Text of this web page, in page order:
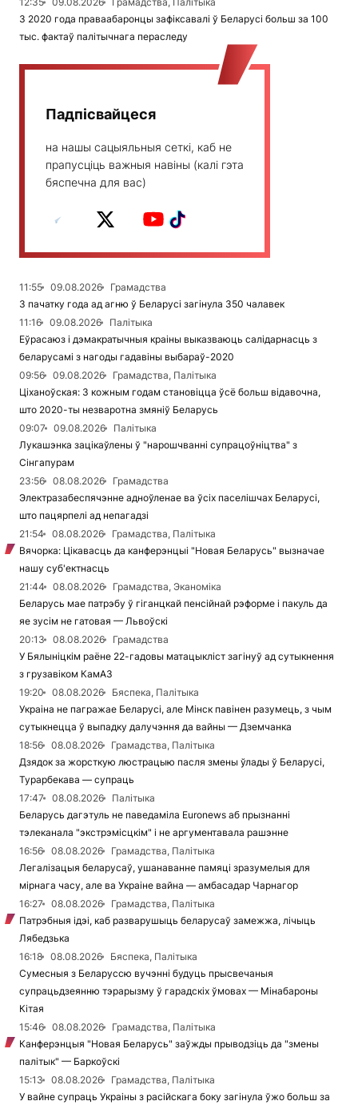
З 2020 года праваабаронцы зафіксавалі ў Беларусі больш за 100
тыс. фактаў палітычнага пераследу
Падпісвайцеся
на нашы сацыяльныя сеткі, каб не
прапусціць важныя навіны (калі гэта
бяспечна для вас)
11:55 09.08.2026
Грамадства
З пачатку года ад агню ў Беларусі загінула 350 чалавек
11:16
09.08.2026
Палітыка
Еўрасаюз і дэмакратычныя краіны выказваюць салідарнасць з
беларусамі з нагоды гадавіны выбараў-2020
09:56
09.08.2026
Грамадства, Палітыка
Ціханоўская: З кожным годам становіцца ўсё больш відавочна,
што 2020-ты незваротна змяніў Беларусь
09:07
09.08.2026
Палітыка
Лукашэнка зацікаўлены ў "нарошчванні супрацоўніцтва" з
Сінгапурам
23:56
08.08.2026
Грамадства
Электразабеспячэнне адноўленае ва ўсіх паселішчах Беларусі,
што пацярпелі ад непагадзі
21:54
08.08.2026
Грамадства, Палітыка
Вячорка: Цікавасць да канферэнцыі "Новая Беларусь" вызначае
нашу суб'ектнасць
21:44
08.08.2026
Грамадства, Эканоміка
Беларусь мае патрэбу ў гіганцкай пенсійнай рэформе і пакуль да
яе зусім не гатовая — Львоўскі
20:13
08.08.2026
Грамадства
У Бялыніцкім раёне 22-гадовы матацыкліст загінуў ад сутыкнення
з грузавіком КамАЗ
19:20
08.08.2026
Бяспека, Палітыка
Украіна не пагражае Беларусі, але Мінск павінен разумець, з чым
сутыкнецца ў выпадку далучэння да вайны — Дземчанка
18:56
08.08.2026
Грамадства, Палітыка
Дзядок за жорсткую люстрацыю пасля змены ўлады ў Беларусі,
Турарбекава — супраць
17:47
08.08.2026
Палітыка
Беларусь дагэтуль не паведаміла Euronews аб прызнанні
тэлеканала "экстрэмісцкім" і не аргументавала рашэнне
16:56
08.08.2026
Грамадства, Палітыка
Легалізацыя беларусаў, ушанаванне памяці зразумелыя для
мірнага часу, але ва Украіне вайна — амбасадар Чарнагор
16:27
08.08.2026
Грамадства, Палітыка
Патрэбныя ідэі, каб разварушыць беларусаў замежжа, лічыць
Лябедзька
16:18
08.08.2026
Бяспека, Палітыка
Сумесныя з Беларуссю вучэнні будуць прысвечаныя
супрацьдзеянню тэрарызму ў гарадскіх ўмовах — Мінабароны
Кітая
15:46
08.08.2026
Грамадства, Палітыка
Канферэнцыя "Новая Беларусь" заўжды прыводзіць да "змены
палітык" — Баркоўскі
15:13
08.08.2026
Грамадства, Палітыка
У вайне супраць Украіны з расійскага боку загінула ўжо больш за